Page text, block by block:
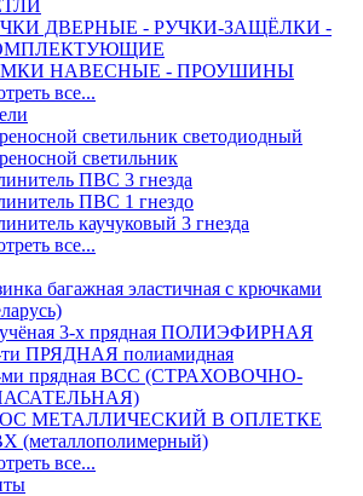
ДВЕРНЫЕ - РУЧКИ-ЗАЩЁЛКИ -
НАВЕСНЫЕ - ПРОУШИНЫ
все...
светильник светодиодный
светильник
ПВС 3 гнезда
ПВС 1 гнездо
каучуковый 3 гнезда
все...
багажная эластичная с крючками
3-х прядная ПОЛИЭФИРНАЯ
ти ПРЯДНАЯ полиамидная
ми прядная ВСС (СТРАХОВОЧНО-
МЕТАЛЛИЧЕСКИЙ В ОПЛЕТКЕ
(металлополимерный)
все...